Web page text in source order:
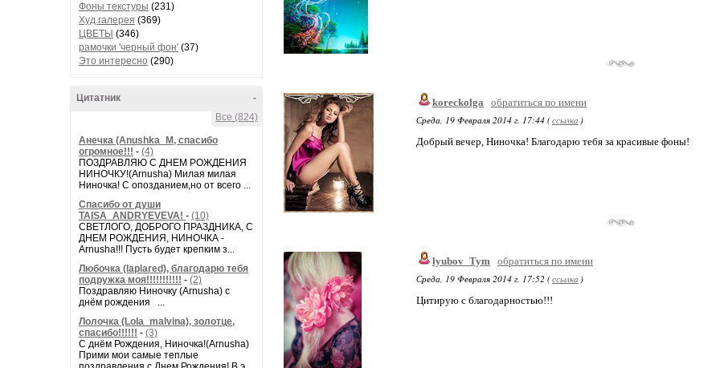
Фоны текстуры (231)
Худ.галерея (369)
ЦВЕТЫ (346)
рамочки 'черный фон' (37)
Это интересно (290)
-
Цитатник
Все (824)
Анечка (Anushka_M, спасибо
огромное!!! - (4)
ПОЗДРАВЛЯЮ С ДНЕМ РОЖДЕНИЯ
НИНОЧКУ!(Arnusha) Милая милая
Ниночка! С опозданием,но от всего ...
Спасибо от души
TAISA_ANDRYEVEVA! - (10)
СВЕТЛОГО, ДОБРОГО ПРАЗДНИКА, С
ДНЕМ РОЖДЕНИЯ, НИНОЧКА -
Arnusha!!! Пусть будет крепким з...
Любочка (laplared), благодарю тебя
подружка моя!!!!!!!!!!! - (2)
Поздравляю Ниночку (Arnusha) с
днём рождения ...
Лолочка (Lola_malvina), золотце,
спасибо!!!!!! - (3)
С днём Рождения, Ниночка!(Аrnusha)
Прими мои самые теплые
koreckolga
обратиться по имени
Среда, 19 Февраля 2014 г. 17:44 (ссылка )
Добрый вечер, Ниночка! Благодарю тебя за красивые фоны!
lyubov_Tym обратиться по имени
Среда, 19 Февраля 2014 г. 17:52 (ссылка )
Цитирую с благодарностью!!!